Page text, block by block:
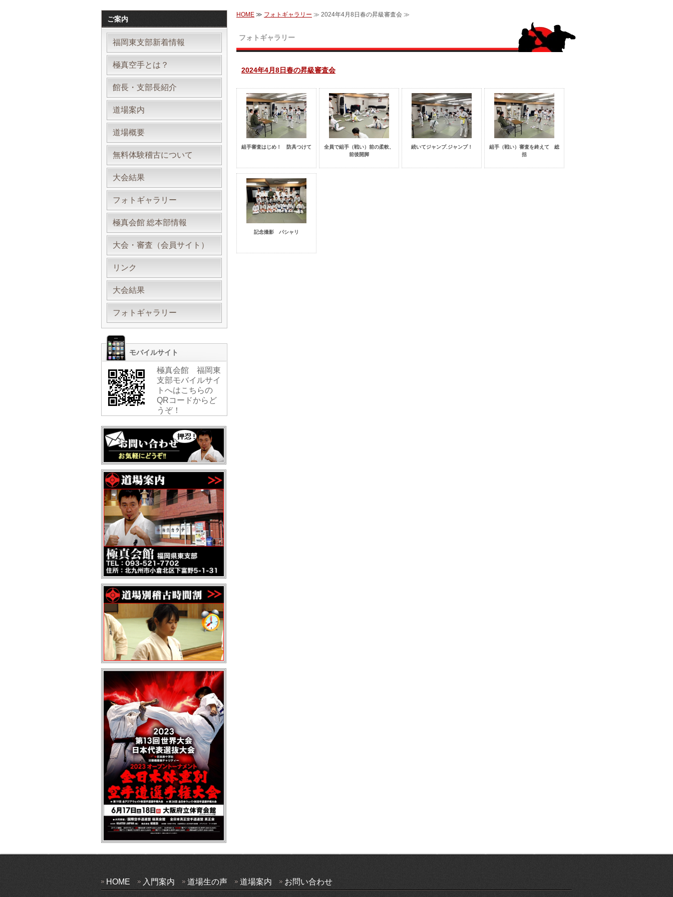
HOME ≫ フォトギャラリー ≫ 2024年4月8日春の昇級審査会 ≫
フォトギャラリー
2024年4月8日春の昇級審査会
組手審査はじめ！ 防具つけて
全員で組手（戦い）前の柔軟、
前後開脚
続いてジャンプ.ジャンプ！
組手（戦い）審査を終えて 総
括
記念撮影 パシャリ
ご案内
福岡東支部新着情報
極真空手とは？
館長・支部長紹介
道場案内
道場概要
無料体験稽古について
大会結果
フォトギャラリー
極真会館 総本部情報
大会・審査（会員サイト）
リンク
大会結果
フォトギャラリー
モバイルサイト
極真会館 福岡東
支部モバイルサイ
トへはこちらの
QRコードからど
うぞ！
HOME 入門案内 道場生の声 道場案内 お問い合わせ